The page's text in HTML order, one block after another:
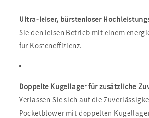
Ultra-leiser, bürstenloser
Sie den leisen Betrieb mit einem
für Kosteneffizienz.
Doppelte Kugellager für zusätzliche
Verlassen Sie sich auf die
Pocketblower mit doppelten